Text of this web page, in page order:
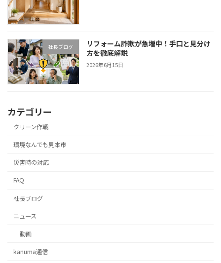
社長ブログ
リフォーム詐欺が急増中！手口と見分け
方を徹底解説
2026年6月15日
カテゴリー
クリーン作戦
環境なんでも見本市
災害時の対応
FAQ
社長ブログ
ニュース
動画
kanuma通信